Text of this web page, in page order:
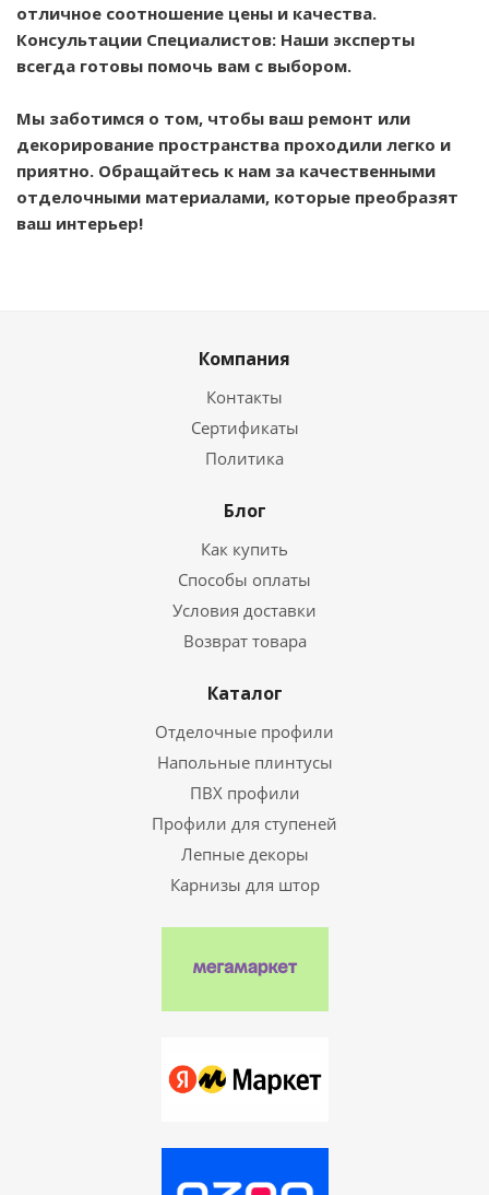
отличное соотношение цены и качества.
Консультации Специалистов: Наши эксперты
всегда готовы помочь вам с выбором.
Мы заботимся о том, чтобы ваш ремонт или
декорирование пространства проходили легко и
приятно. Обращайтесь к нам за качественными
отделочными материалами, которые преобразят
ваш интерьер!
Компания
Контакты
Сертификаты
Политика
Блог
Как купить
Способы оплаты
Условия доставки
Возврат товара
Каталог
Отделочные профили
Напольные плинтусы
ПВХ профили
Профили для ступеней
Лепные декоры
Карнизы для штор